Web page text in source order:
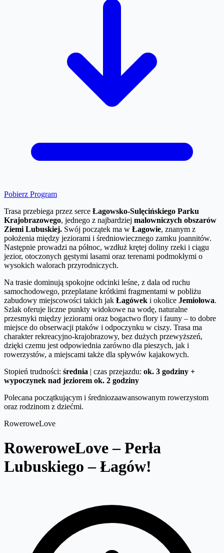
Pobierz Program
Trasa przebiega przez serce Łagowsko-Sulęcińskiego Parku
Krajobrazowego, jednego z najbardziej malowniczych obszarów
Ziemi Lubuskiej. Swój początek ma w Łagowie, znanym z
położenia między jeziorami i średniowiecznego zamku joannitów.
Następnie prowadzi na północ, wzdłuż krętej doliny rzeki i ciągu
jezior, otoczonych gęstymi lasami oraz terenami podmokłymi o
wysokich walorach przyrodniczych.
Na trasie dominują spokojne odcinki leśne, z dala od ruchu
samochodowego, przeplatane krótkimi fragmentami w pobliżu
zabudowy miejscowości takich jak Łagówek i okolice Jemiołowa.
Szlak oferuje liczne punkty widokowe na wodę, naturalne
przesmyki między jeziorami oraz bogactwo flory i fauny – to dobre
miejsce do obserwacji ptaków i odpoczynku w ciszy. Trasa ma
charakter rekreacyjno-krajobrazowy, bez dużych przewyższeń,
dzięki czemu jest odpowiednia zarówno dla pieszych, jak i
rowerzystów, a miejscami także dla spływów kajakowych.
Stopień trudności: średnia | czas przejazdu: ok. 3 godziny +
wypoczynek nad jeziorem ok. 2 godziny
Polecana początkującym i średniozaawansowanym rowerzystom
oraz rodzinom z dziećmi.
RoweroweLove
RoweroweLove – Perła
Lubuskiego – Łagów!